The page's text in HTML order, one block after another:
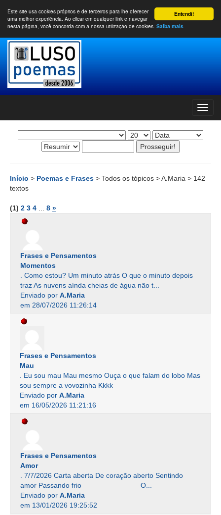
Entendi!
Este site usa cookies próprios e de terceiros para lhe oferecer
uma melhor experiência. Ao clicar em qualquer link e navegar
nesta página, você concorda com a nossa utilização de cookies. Saiba mais
Início > Poemas e Frases > Todos os tópicos > A.Maria > 142
textos
(1) 2 3 4 8 »
Frases e Pensamentos
Momentos
. Como estou? Um minuto atrás O que o minuto depois
traz As nuvens aínda cheias de água não t...
Enviado por A.Maria
em 28/07/2026 11:26:14
Frases e Pensamentos
Mau
. Eu sou mau Mau mesmo Ouça o que falam do lobo Mas
sou sempre a vovozinha Kkkk
Enviado por A.Maria
em 16/05/2026 11:21:16
Frases e Pensamentos
Amor
. 7/7/2026 Carta aberta De coração aberto Sentindo
amor Passando frio ______________ O...
Enviado por A.Maria
em 13/01/2026 19:25:52